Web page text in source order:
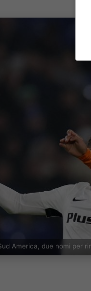
America, due nomi per